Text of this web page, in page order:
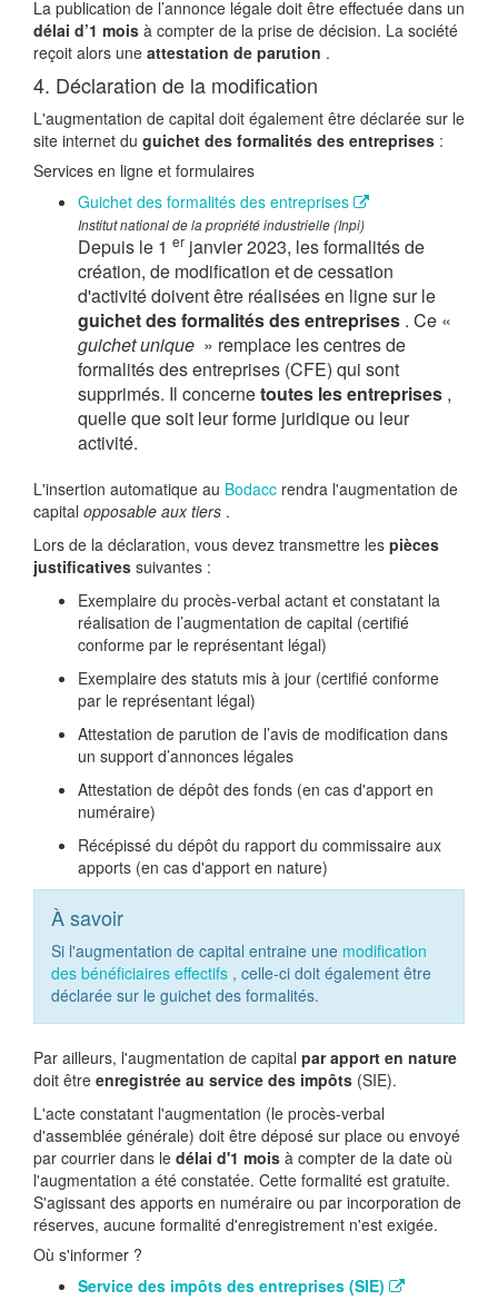
La publication de l’annonce légale doit être effectuée dans un
délai d’1 mois à compter de la prise de décision. La société
reçoit alors une attestation de parution .
4. Déclaration de la modification
L'augmentation de capital doit également être déclarée sur le
site internet du guichet des formalités des entreprises :
Services en ligne et formulaires
Guichet des formalités des entreprises
Institut national de la propriété industrielle (Inpi)
Depuis le 1 er janvier 2023, les formalités de
création, de modification et de cessation
d'activité doivent être réalisées en ligne sur le
guichet des formalités des entreprises . Ce «
guichet unique » remplace les centres de
formalités des entreprises (CFE) qui sont
supprimés. Il concernetoutes les entreprises ,
quelle que soit leur forme juridique ou leur
activité.
L'insertion automatique au Bodacc rendra l'augmentation de
capital opposable aux tiers .
Lors de la déclaration, vous devez transmettre les pièces
justificatives suivantes :
Exemplaire du procès-verbal actant et constatant la
réalisation de l’augmentation de capital (certifié
conforme par le représentant légal)
Exemplaire des statuts mis à jour (certifié conforme
par le représentant légal)
Attestation de parution de l’avis de modification dans
un support d’annonces légales
Attestation de dépôt des fonds (en cas d'apport en
numéraire)
Récépissé du dépôt du rapport du commissaire aux
apports (en cas d'apport en nature)
À savoir
Si l'augmentation de capital entraine une modification
des bénéficiaires effectifs , celle-ci doit également être
déclarée sur le guichet des formalités.
Par ailleurs, l'augmentation de capital par apport en nature
doit être enregistrée au service des impôts (SIE).
L'acte constatant l'augmentation (le procès-verbal
d'assemblée générale) doit être déposé sur place ou envoyé
par courrier dans le délai d'1 mois à compter de la date où
l'augmentation a été constatée. Cette formalité est gratuite.
S'agissant des apports en numéraire ou par incorporation de
réserves, aucune formalité d'enregistrement n'est exigée.
Où s'informer ?
Service des impôts des entreprises (SIE)